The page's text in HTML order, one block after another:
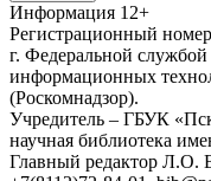
Информация 12+
Регистрационный
г. Федеральной службой
информационных
(Роскомнадзор).
Учредитель – ГБУК
научная библиотека
Главный редактор Л.О.